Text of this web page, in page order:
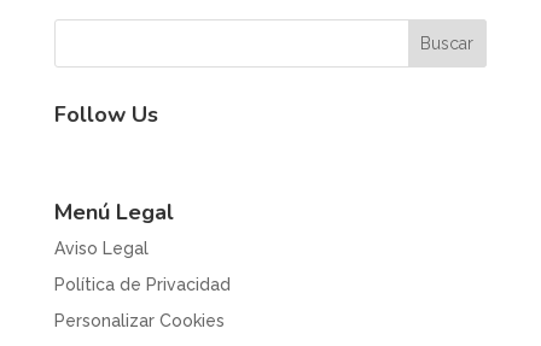
Follow Us
Menú Legal
Aviso Legal
Política de Privacidad
Personalizar Cookies